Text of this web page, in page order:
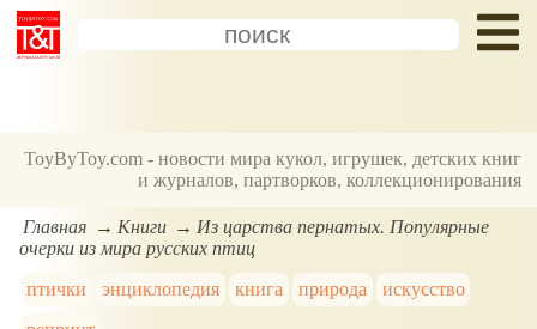
ToyByToy.com - новости мира кукол, игрушек, детских книг
и журналов, партворков, коллекционирования
Главная Книги
Из царства пернатых. Популярные
очерки из мира русских птиц
птички
энциклопедия книга природа
искусство